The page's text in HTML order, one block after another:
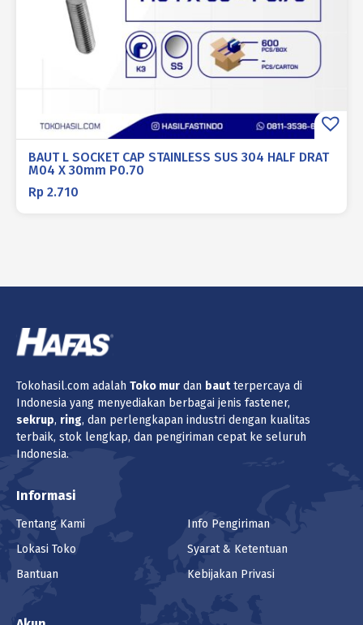
BAUT L SOCKET CAP STAINLESS SUS 304 HALF DRAT
M04 X 30mm P0.70
Rp 2.710
Tokohasil.com adalah Toko mur dan bautterpercaya di
Indonesia yang menyediakan berbagai jenis fastener,
sekrup, ring, dan perlengkapan industri dengan kualitas
terbaik, stok lengkap, dan pengiriman cepat ke seluruh
Indonesia.
Informasi
Tentang Kami
Lokasi Toko
Bantuan
Info Pengiriman
Syarat & Ketentuan
Kebijakan Privasi